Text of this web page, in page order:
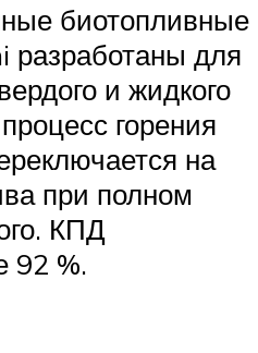
биотопливные
для
и жидкого
горения
на
при полном
КПД
92 %.